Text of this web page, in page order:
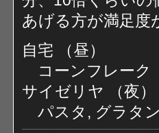
あげる方が満足度
自宅 （昼）
コーンフレーク
サイゼリヤ （夜）
パスタ, グラタ